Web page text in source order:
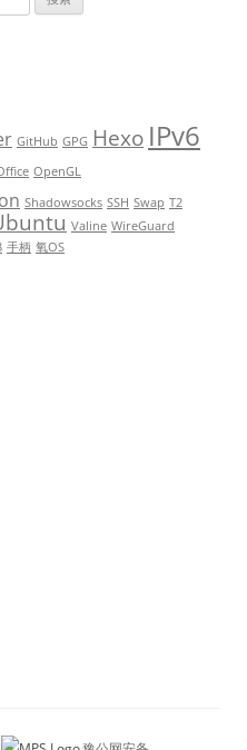
GitHub GPG Hexo IPv6
OpenGL
Shadowsocks SSH Swap T2
Valine WireGuard
手柄 氧OS